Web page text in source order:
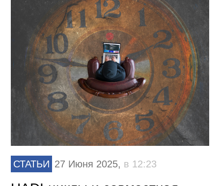
СТАТЬИ 27 Июня 2025, в 12:23